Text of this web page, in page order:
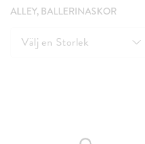
ALLEY, BALLERINASKOR
Välj en Storlek